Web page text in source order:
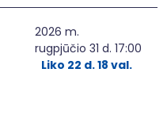
2026 m.
rugpjūčio 31 d. 17:00
Liko 22 d. 18 val.